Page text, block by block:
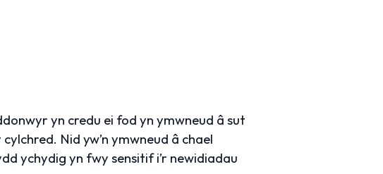
yn credu ei fod yn ymwneud â sut
Nid yw’n ymwneud â chael
ychydig yn fwy sensitif i’r newidiadau